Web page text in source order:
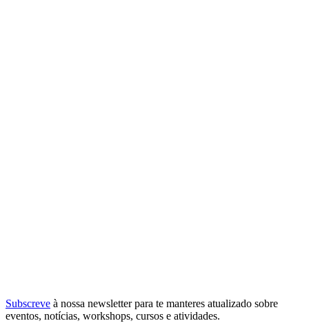
Subscreve à nossa newsletterpara te manteres atualizado sobre
eventos, notícias, workshops, cursos e atividades.